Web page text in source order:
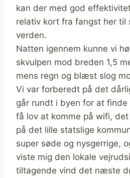
kan der med god
relativ kort fra fangst her til
verden.
Natten igennem kunne vi
skvulpen mod breden 1,5
mens regn og blæst slog
Vi var forberedt på det
går rundt i byen for at
få lov at komme på wifi,
på det lille statslige
super søde og nysgerrige,
viste mig den lokale
tiltagende vind det næste